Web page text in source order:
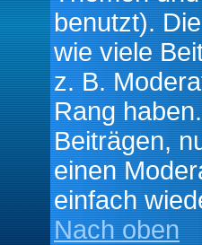
benutzt).
wie viele
z. B.
Rang
Beiträgen,
einen
einfach
Nach oben